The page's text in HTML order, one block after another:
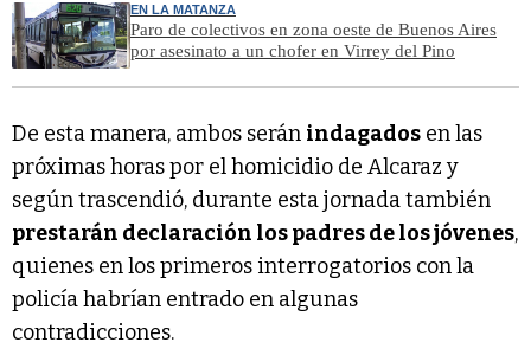
EN LA MATANZA
Paro de colectivos en zona oeste de Buenos Aires
por asesinato a un chofer en Virrey del Pino
De esta manera, ambos serán indagados en las
próximas horas por el homicidio de Alcaraz y
según trascendió, durante esta jornada también
prestarán declaración los padres de los jóvenes,
quienes en los primeros interrogatorios con la
policía habrían entrado en algunas
contradicciones.